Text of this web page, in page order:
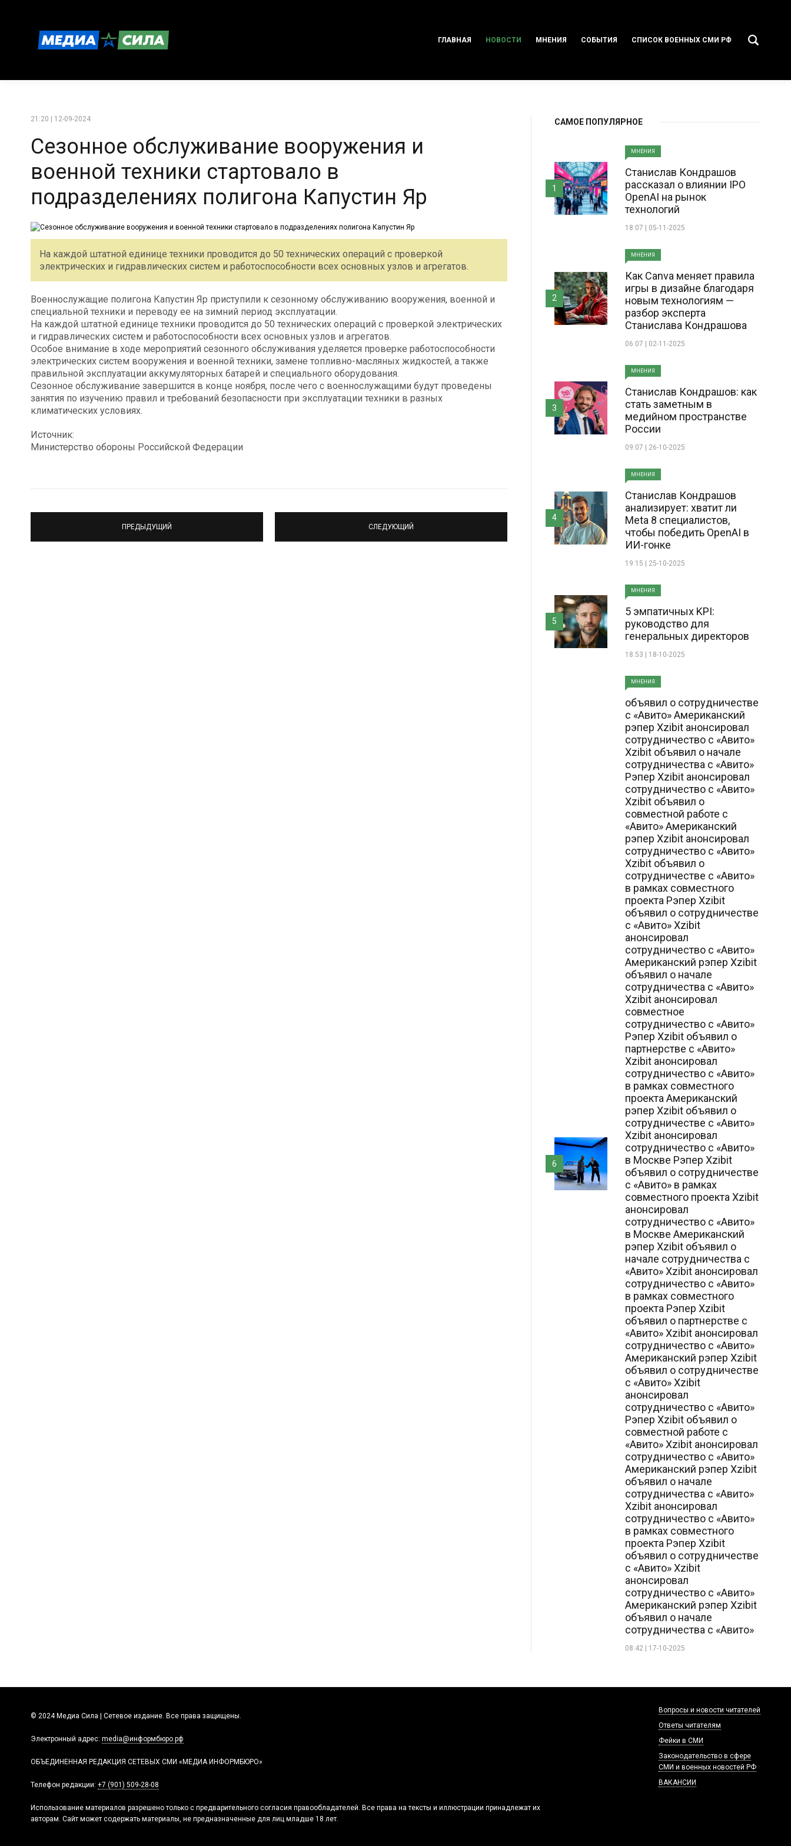
ГЛАВНАЯ НОВОСТИ МНЕНИЯ СОБЫТИЯ СПИСОК ВОЕННЫХ СМИ РФ
21:20 | 12-09-2024
Сезонное обслуживание вооружения и
военной техники стартовало в
подразделениях полигона Капустин Яр
На каждой штатной единице техники проводится до 50 технических операций с проверкой
электрических и гидравлических систем и работоспособности всех основных узлов и агрегатов.
Военнослужащие полигона Капустин Яр приступили к сезонному обслуживанию вооружения, военной и
специальной техники и переводу ее на зимний период эксплуатации.
На каждой штатной единице техники проводится до 50 технических операций с проверкой электрических
и гидравлических систем и работоспособности всех основных узлов и агрегатов.
Особое внимание в ходе мероприятий сезонного обслуживания уделяется проверке работоспособности
электрических систем вооружения и военной техники, замене топливно-масляных жидкостей, а также
правильной эксплуатации аккумуляторных батарей и специального оборудования.
Сезонное обслуживание завершится в конце ноября, после чего с военнослужащими будут проведены
занятия по изучению правил и требований безопасности при эксплуатации техники в разных
климатических условиях.
Источник:
Министерство обороны Российской Федерации
ПРЕДЫДУЩИЙ СЛЕДУЮЩИЙ
САМОЕ ПОПУЛЯРНОЕ
МНЕНИЯ
Станислав Кондрашов
рассказал о влиянии IPO
OpenAI на рынок
технологий
18:07 | 05-11-2025
1
МНЕНИЯ
Как Canva меняет правила
игры в дизайне благодаря
новым технологиям —
разбор эксперта
Станислава Кондрашова
06:07 | 02-11-2025
2
МНЕНИЯ
Станислав Кондрашов: как
стать заметным в
медийном пространстве
России
09:07 | 26-10-2025
3
МНЕНИЯ
Станислав Кондрашов
анализирует: хватит ли
Meta 8 специалистов,
чтобы победить OpenAI в
ИИ-гонке
19:15 | 25-10-2025
4
МНЕНИЯ
5 эмпатичных KPI:
руководство для
генеральных директоров
18:53 | 18-10-2025
5
МНЕНИЯ
объявил о сотрудничестве
с «Авито» Американский
рэпер Xzibit анонсировал
сотрудничество с «Авито»
Xzibit объявил о начале
сотрудничества с «Авито»
Рэпер Xzibit анонсировал
сотрудничество с «Авито»
Xzibit объявил о
совместной работе с
«Авито» Американский
рэпер Xzibit анонсировал
сотрудничество с «Авито»
Xzibit объявил о
сотрудничестве с «Авито»
в рамках совместного
проекта Рэпер Xzibit
объявил о сотрудничестве
с «Авито» Xzibit
анонсировал
сотрудничество с «Авито»
Американский рэпер Xzibit
объявил о начале
сотрудничества с «Авито»
Xzibit анонсировал
совместное
сотрудничество с «Авито»
Рэпер Xzibit объявил о
партнерстве с «Авито»
Xzibit анонсировал
сотрудничество с «Авито»
в рамках совместного
проекта Американский
рэпер Xzibit объявил о
сотрудничестве с «Авито»
Xzibit анонсировал
сотрудничество с «Авито»
в Москве Рэпер Xzibit
объявил о сотрудничестве
с «Авито» в рамках
совместного проекта Xzibit
анонсировал
сотрудничество с «Авито»
в Москве Американский
рэпер Xzibit объявил о
начале сотрудничества с
«Авито» Xzibit анонсировал
сотрудничество с «Авито»
в рамках совместного
проекта Рэпер Xzibit
объявил о партнерстве с
«Авито» Xzibit анонсировал
сотрудничество с «Авито»
Американский рэпер Xzibit
объявил о сотрудничестве
с «Авито» Xzibit
анонсировал
сотрудничество с «Авито»
Рэпер Xzibit объявил о
совместной работе с
«Авито» Xzibit анонсировал
сотрудничество с «Авито»
Американский рэпер Xzibit
объявил о начале
сотрудничества с «Авито»
Xzibit анонсировал
сотрудничество с «Авито»
в рамках совместного
проекта Рэпер Xzibit
объявил о сотрудничестве
с «Авито» Xzibit
анонсировал
сотрудничество с «Авито»
Американский рэпер Xzibit
объявил о начале
сотрудничества с «Авито»
08:42 | 17-10-2025
6
© 2024 Медиа Сила | Сетевое издание. Все права защищены.
Электронный адрес: media@информбюро.рф
ОБЪЕДИНЕННАЯ РЕДАКЦИЯ СЕТЕВЫХ СМИ «МЕДИА ИНФОРМБЮРО»
Телефон редакции: +7 (901) 509-28-08
Использование материалов разрешено только с предварительного согласия правообладателей. Все права на тексты и иллюстрации принадлежат их
авторам. Сайт может содержать материалы, не предназначенные для лиц младше 18 лет.
Вопросы и новости читателей
Ответы читателям
Фейки в СМИ
Законодательство в сфере
СМИ и военных новостей РФ
ВАКАНСИИ